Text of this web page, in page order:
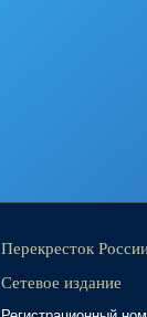
Перекресток
Сетевое издание